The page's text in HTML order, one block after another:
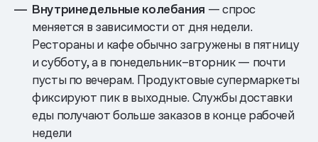
Внутринедельные колебания — спрос
меняется в зависимости от дня недели.
Рестораны и кафе обычно загружены в пятницу
и субботу, а в понедельник–вторник — почти
пусты по вечерам. Продуктовые супермаркеты
фиксируют пик в выходные. Службы доставки
еды получают больше заказов в конце рабочей
недели